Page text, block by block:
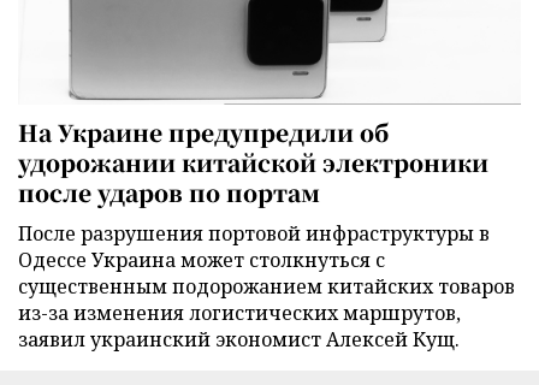
На Украине предупредили об
удорожании китайской электроники
после ударов по портам
После разрушения портовой инфраструктуры в
Одессе Украина может столкнуться с
существенным подорожанием китайских товаров
из-за изменения логистических маршрутов,
заявил украинский экономист Алексей Кущ.